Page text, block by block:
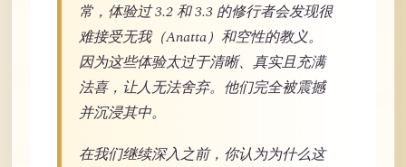
常，体验过 3.2 和 3.3 的修行者会发现很
难接受无我（Anatta）和空性的教义。
因为这些体验太过于清晰、真实且充满
法喜，让人无法舍弃。他们完全被震撼
并沉浸其中。
在我们继续深入之前，你认为为什么这